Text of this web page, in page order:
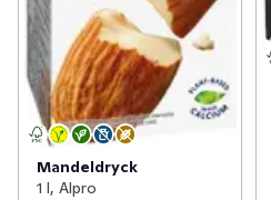
Mandeldryck
1 l, Alpro